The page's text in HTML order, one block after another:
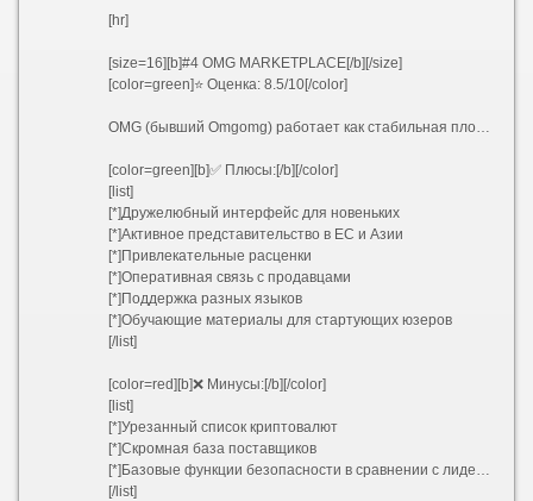
[hr]
[size=16][b]#4 OMG MARKETPLACE[/b][/size]
[color=green]⭐ Оценка: 8.5/10[/color]
OMG (бывший Omgomg) работает как стабильная площадка среднего звена, ориентированная на европейский и азиатский сегменты. Отличный старт для начинающих благодаря простой навигации.
[color=green][b]✅ Плюсы:[/b][/color]
[list]
[*]Дружелюбный интерфейс для новеньких
[*]Активное представительство в ЕС и Азии
[*]Привлекательные расценки
[*]Оперативная связь с продавцами
[*]Поддержка разных языков
[*]Обучающие материалы для стартующих юзеров
[/list]
[color=red][b]❌ Минусы:[/b][/color]
[list]
[*]Урезанный список криптовалют
[*]Скромная база поставщиков
[*]Базовые функции безопасности в сравнении с лидерами
[/list]